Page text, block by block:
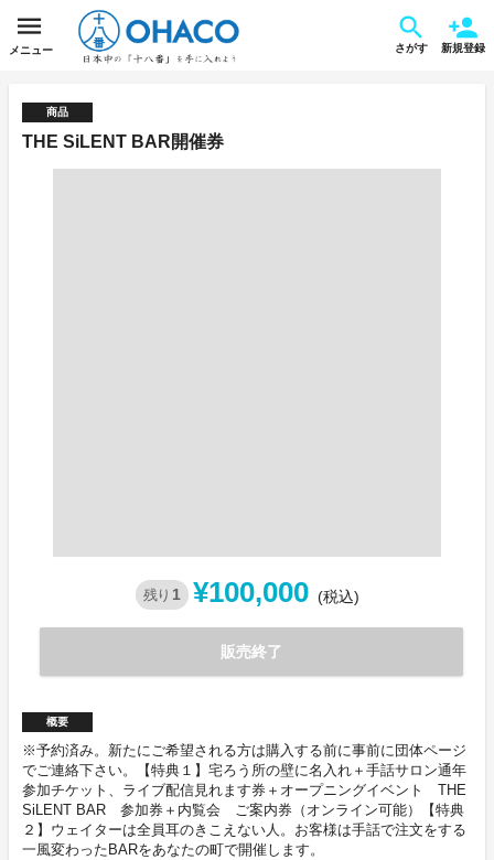
メニュー さがす 新規登録
商品
THE SiLENT BAR開催券
残り 1 ¥100,000 (税込)
販売終了
概要
※予約済み。新たにご希望される方は購入する前に事前に団体ページ
でご連絡下さい。【特典１】宅ろう所の壁に名入れ＋手話サロン通年
参加チケット、ライブ配信見れます券＋オープニングイベント THE
SiLENT BAR 参加券＋内覧会 ご案内券（オンライン可能）【特典
２】ウェイターは全員耳のきこえない人。お客様は手話で注文をする
一風変わったBARをあなたの町で開催します。